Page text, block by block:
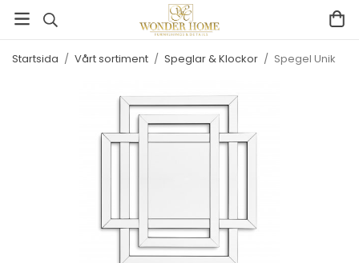
Startsida / Vårt sortiment / Speglar & Klockor / Spegel Unik